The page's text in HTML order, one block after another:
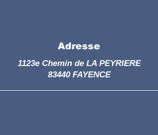
Adresse
1123e Chemin de LA PEYRIERE
83440 FAYENCE